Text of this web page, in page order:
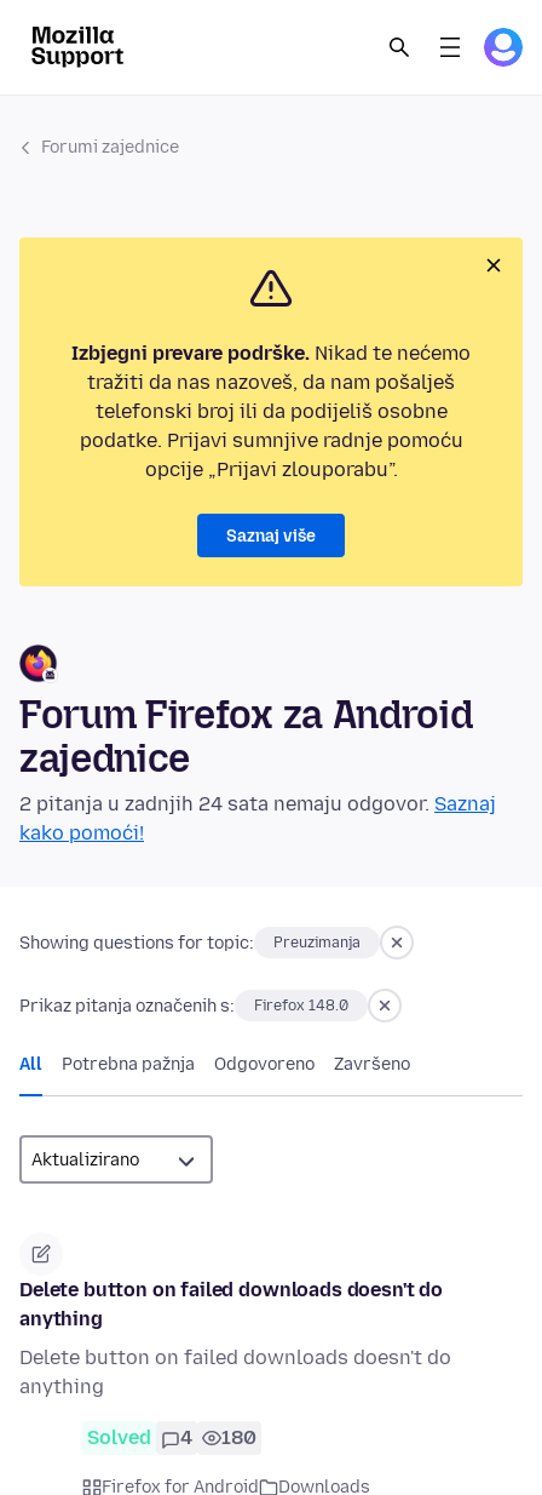
Forumi zajednice
Izbjegni prevare podrške. Nikad te nećemo
tražiti da nas nazoveš, da nam pošalješ
telefonski broj ili da podijeliš osobne
podatke. Prijavi sumnjive radnje pomoću
opcije „Prijavi zlouporabu”.
Saznaj više
Forum Firefox za Android
zajednice
2 pitanja u zadnjih 24 sata nemaju odgovor. Saznaj
kako pomoći!
Showing questions for topic: Preuzimanja
Prikaz pitanja označenih s: Firefox 148.0
All Potrebna pažnja Odgovoreno Završeno
Delete button on failed downloads doesn't do
anything
Delete button on failed downloads doesn't do
anything
Solved 4 180
Firefox for Android
Downloads